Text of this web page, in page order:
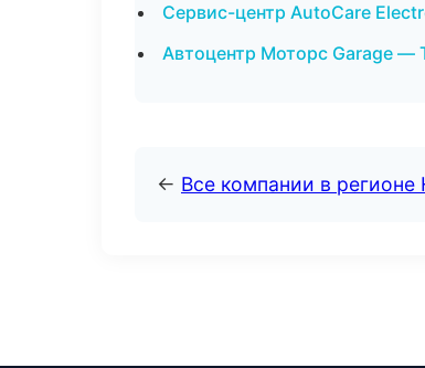
Сервис-центр AutoCare
Автоцентр Моторс Garage —
← Все компании в